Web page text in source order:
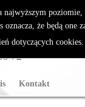
Kontakt
TECHNICZNE
72
najwyższym
że będą one
dotyczących cookies.